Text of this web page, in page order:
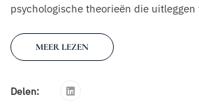
psychologische theorieën die uitleggen
MEER LEZEN
Delen: